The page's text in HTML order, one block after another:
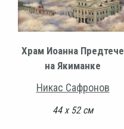
Храм Иоанна Предтече
на Якиманке
Никас Сафронов
44 х 52 см